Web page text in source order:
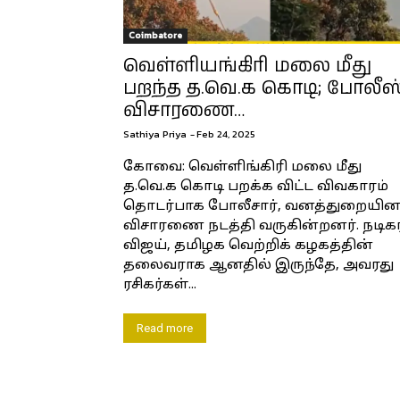
Coimbatore
வெள்ளியங்கிரி மலை மீது
பறந்த த.வெ.க கொடி;
விசாரணை…
Sathiya Priya -Feb 24, 2025
கோவை: வெள்ளிங்கிரி மலை மீது
த.வெ.க கொடி பறக்க விட்ட விவகாரம்
தொடர்பாக போலீசார்,
விசாரணை நடத்தி வருகின்றனர்.
விஜய், தமிழக வெற்றிக் கழகத்தின்
தலைவராக ஆனதில் இருந்தே, அவரது
ரசிகர்கள்...
Read more